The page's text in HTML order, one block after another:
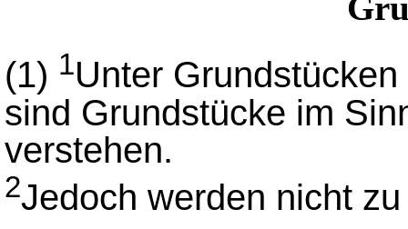
(1) 1Unter
sind Grundstücke im
verstehen.
2Jedoch werden nicht